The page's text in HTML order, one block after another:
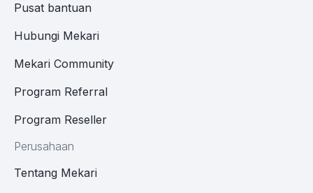
Pusat bantuan
Hubungi Mekari
Mekari Community
Program Referral
Program Reseller
Perusahaan
Tentang Mekari